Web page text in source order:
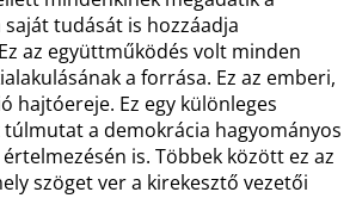
tudását is hozzáadja
az együttműködés volt minden
a forrása. Ez az emberi,
hajtóereje. Ez egy különleges
túlmutat a demokrácia hagyományos
is. Többek között ez az
szöget ver a kirekesztő vezetői